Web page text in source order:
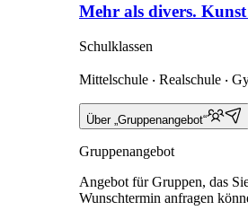
Mehr als divers.
Schulklassen
Mittelschule ‧ Realschule ‧
Über „Gruppenangebot“
Gruppenangebot
Angebot für Gruppen, das
Wunschtermin anfragen